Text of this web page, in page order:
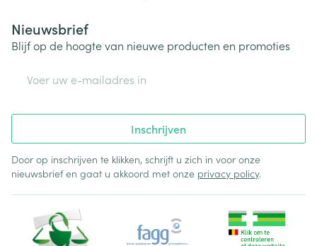
Nieuwsbrief
Blijf op de hoogte van nieuwe producten en promoties
Inschrijven
Door op inschrijven te klikken, schrijft u zich in voor onze
nieuwsbrief en gaat u akkoord met onze privacy policy.